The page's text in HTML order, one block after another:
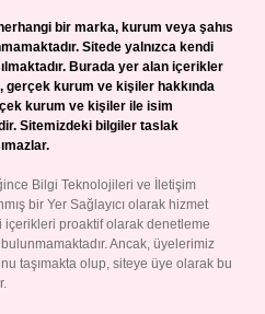
bir marka, kurum veya şahıs
Sitede yalnızca kendi
Burada yer alan içerikler
gerçek kurum ve kişiler hakkında
kurum ve kişiler ile isim
Sitemizdeki bilgiler taslak
Bilgi Teknolojileri ve İletişim
bir Yer Sağlayıcı olarak hizmet
proaktif olarak denetleme
Ancak, üyelerimiz
taşımakta olup, siteye üye olarak bu